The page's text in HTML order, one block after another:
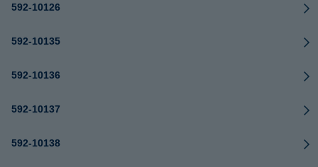
592-10126
592-10135
592-10136
592-10137
592-10138